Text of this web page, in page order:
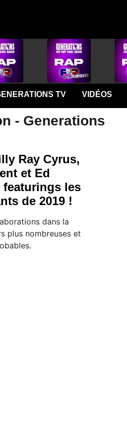
TV VIDÉOS
- Generations
Ray Cyrus,
et Ed
les
de 2019 !
dans la
plus nombreuses et